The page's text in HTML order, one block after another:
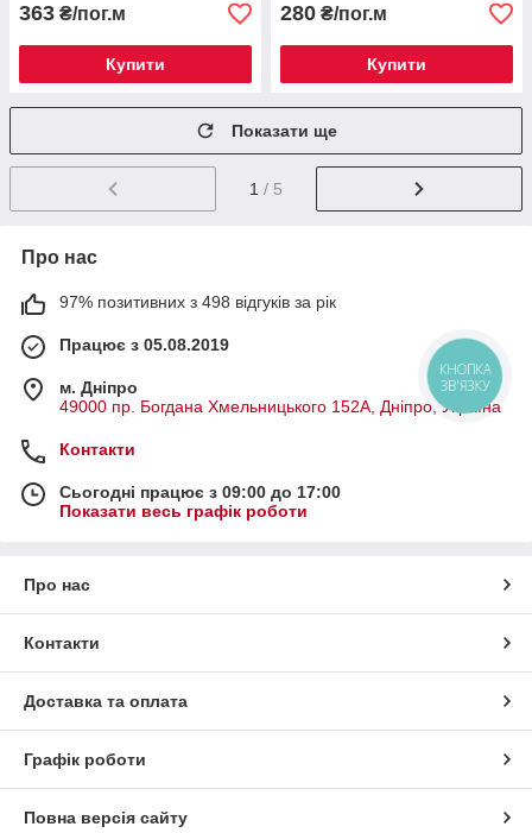
363 ₴/пог.м
Купити
280 ₴/пог.м
Купити
Показати ще
1 / 5
Про нас
97% позитивних з 498 відгуків за рік
Працює з 05.08.2019
м. Дніпро
49000 пр. Богдана Хмельницького 152А, Дніпро, Україна
Контакти
Сьогодні працює з 09:00 до 17:00
Показати весь графік роботи
Про нас
Контакти
Доставка та оплата
Графік роботи
Повна версія сайту
КНОПКА
ЗВ'ЯЗКУ